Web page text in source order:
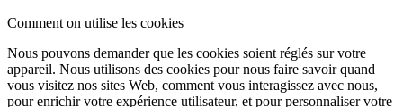
Comment on utilise les cookies
Nous pouvons demander que les cookies soient réglés sur votre
appareil. Nous utilisons des cookies pour nous faire savoir quand
vous visitez nos sites Web, comment vous interagissez avec nous,
pour enrichir votre expérience utilisateur, et pour personnaliser votre